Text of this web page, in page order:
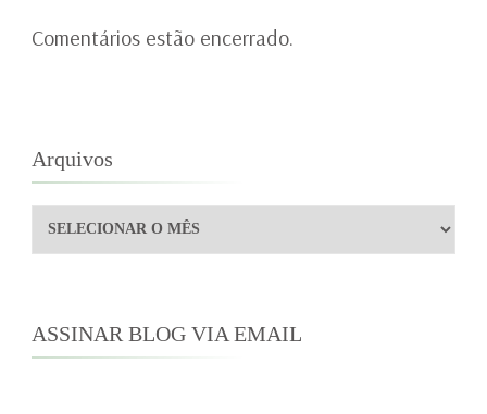
Comentários estão encerrado.
Arquivos
Arquivos
ASSINAR BLOG VIA EMAIL